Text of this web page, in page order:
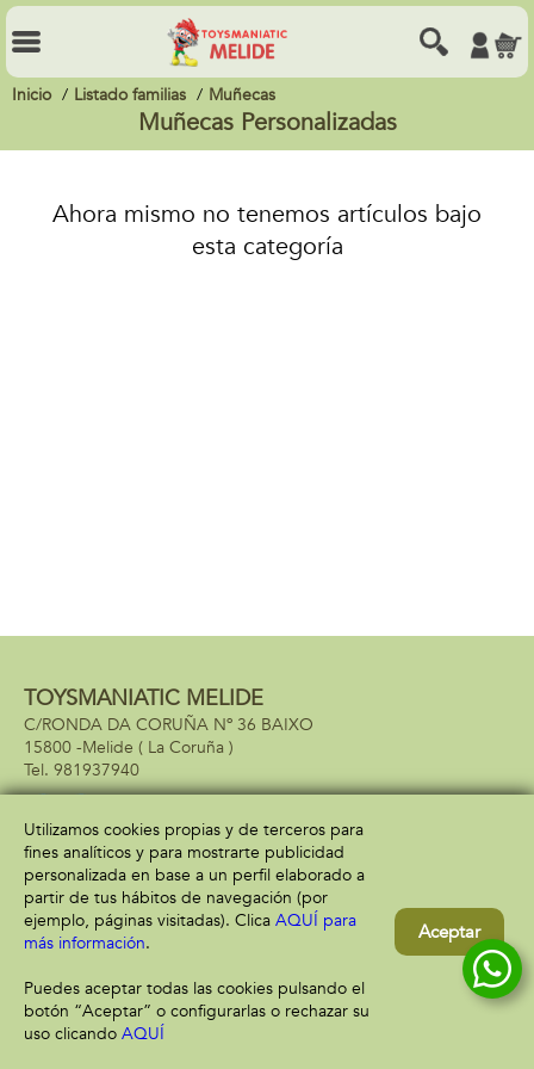
Inicio Listado familias Muñecas
Muñecas Personalizadas
Ahora mismo no tenemos artículos bajo
esta categoría
Filtrar
TOYSMANIATIC MELIDE
C/RONDA DA CORUÑA Nº 36 BAIXO
15800 -Melide ( La Coruña )
981937940
Información
Aviso legal
Política de privacidad
Política de cookies
Atención al cliente
Envío y devolución
Utilizamos cookies propias y de terceros para
fines analíticos y para mostrarte publicidad
personalizada en base a un perfil elaborado a
partir de tus hábitos de navegación (por
ejemplo, páginas visitadas). Clica AQUÍ para
más información.
Puedes aceptar todas las cookies pulsando el
botón “Aceptar” o configurarlas o rechazar su
uso clicando AQUÍ
Aceptar